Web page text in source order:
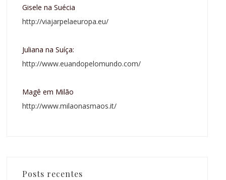
Gisele na Suécia
http://viajarpelaeuropa.eu/
Juliana na Suíça:
http://www.euandopelomundo.com/
Magê em Milão
http://www.milaonasmaos.it/
Posts recentes